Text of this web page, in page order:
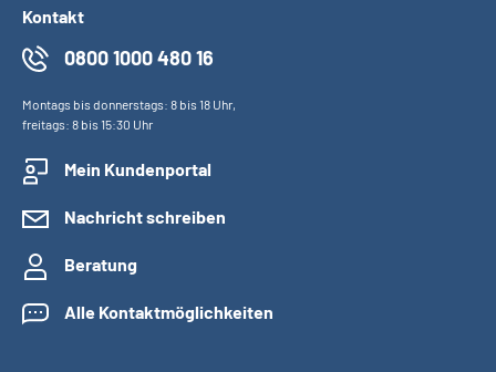
Kontakt
0800 1000 480 16
Montags bis donnerstags: 8 bis 18 Uhr,
freitags: 8 bis 15:30 Uhr
Mein Kundenportal
Nachricht schreiben
Beratung
Alle Kontaktmöglichkeiten